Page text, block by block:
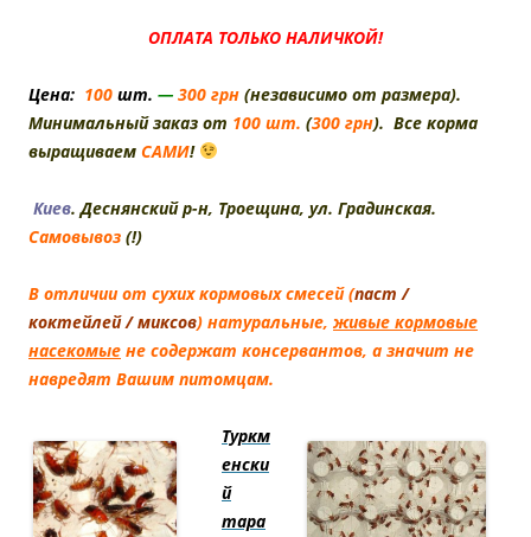
ОПЛАТА ТОЛЬКО НАЛИЧКОЙ!
Цена: 100 шт. — 300 грн (независимо от размера).
Минимальный заказ от 100 шт. (300 грн). Все корма
выращиваем САМИ!
Киев. Деснянский р-н, Троещина, ул. Градинская.
Самовывоз (!)
В отличии от сухих кормовых смесей (паст /
коктейлей / миксов) натуральные, живые кормовые
насекомые не содержат консервантов, а значит не
навредят Вашим питомцам.
Туркм
енски
й
тара